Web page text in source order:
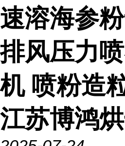
速溶海参
排风压力
机 喷粉造
江苏博鸿